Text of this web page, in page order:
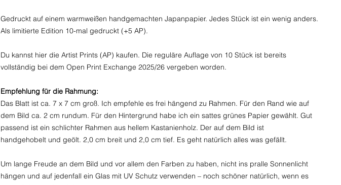
Gedruckt auf einem warmweißen handgemachten Japanpapier. Jedes Stück ist ein wenig anders.
Als limitierte Edition 10-mal gedruckt (+5 AP).
Du kannst hier die Artist Prints (AP) kaufen. Die reguläre Auflage von 10 Stück ist bereits
vollständig bei dem Open Print Exchange 2025/26 vergeben worden.
Empfehlung für die Rahmung:
Das Blatt ist ca. 7 x 7 cm groß. Ich empfehle es frei hängend zu Rahmen. Für den Rand wie auf
dem Bild ca. 2 cm rundum. Für den Hintergrund habe ich ein sattes grünes Papier gewählt. Gut
passend ist ein schlichter Rahmen aus hellem Kastanienholz. Der auf dem Bild ist
handgehobelt und geölt. 2,0 cm breit und 2,0 cm tief. Es geht natürlich alles was gefällt.
Um lange Freude an dem Bild und vor allem den Farben zu haben, nicht ins pralle Sonnenlicht
hängen und auf jedenfall ein Glas mit UV Schutz verwenden – noch schöner natürlich, wenn es